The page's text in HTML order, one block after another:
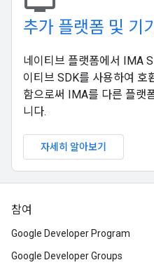
추가 플랫폼 및 기기
네이티브 플랫폼에서 IMA
이티브 SDK를 사용하여 호
함으로써 IMA를 다른 플랫
니다.
자세히 알아보기
참여
Google Developer Program
Google Developer Groups